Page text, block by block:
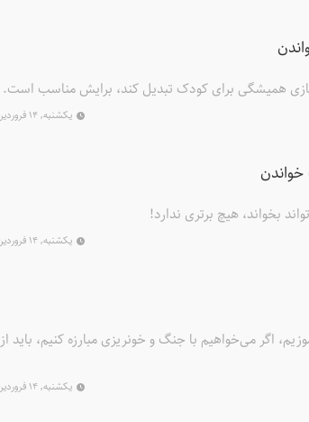
همیشگی برای کودک تبدیل کند، برایش مناسب است.
یکشنبه, ۱۴ فروردین
بخواند، هیچ برتری ندارد!
یکشنبه, ۱۴ فروردین
اگر می‌خواهیم با جنگ و خونریزی مبارزه کنیم، باید از
یکشنبه, ۱۴ فروردین